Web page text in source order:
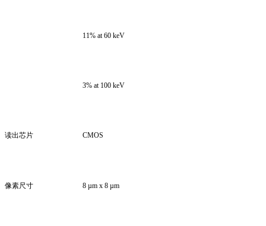
11% at 60 keV
3% at 100 keV
读出芯片 CMOS
像素尺寸 8 µm x 8 µm